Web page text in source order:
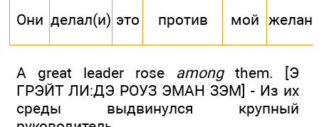
Они делал(и) это против мой
A great leader rose amongthem. [Э
ГРЭЙТ ЛИ:ДЭ РОУЗ ЭМАН ЗЭМ] - Из их
среды выдвинулся крупный